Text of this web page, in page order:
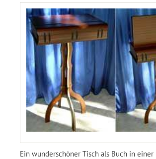
Ein wunderschöner Tisch als Buch in einer